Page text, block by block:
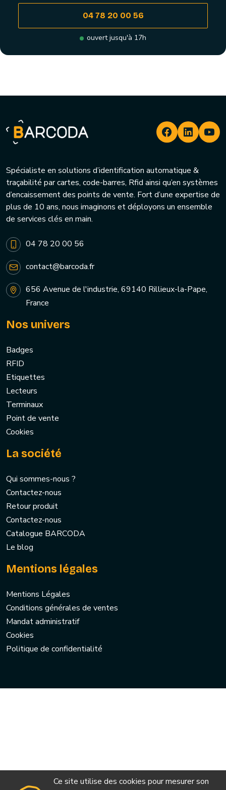
04 78 20 00 56
ouvert jusqu'à 17h
Spécialiste en solutions d’identification automatique &
traçabilité par cartes, code-barres, Rfid ainsi qu’en systèmes
d’encaissement des points de vente. Fort d’une expertise de
plus de 10 ans, nous imaginons et déployons un ensemble
de services clés en main.
04 78 20 00 56
contact@barcoda.fr
656 Avenue de l'industrie, 69140 Rillieux-la-Pape,
France
Nos univers
Badges
RFID
Etiquettes
Lecteurs
Terminaux
Point de vente
Cookies
La société
Qui sommes-nous ?
Contactez-nous
Retour produit
Contactez-nous
Catalogue BARCODA
Le blog
Mentions légales
Mentions Légales
Conditions générales de ventes
Mandat administratif
Cookies
Politique de confidentialité
Ce site utilise des cookies pour mesurer son